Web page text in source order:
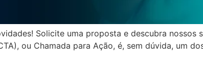
Solicite uma proposta e descubra nossos
ou Chamada para Ação, é, sem dúvida, um